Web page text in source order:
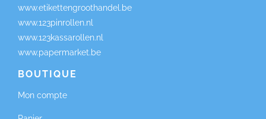
www.etikettengroothandel.be
www.123pinrollen.nl
www.123kassarollen.nl
www.papermarket.be
BOUTIQUE
Mon compte